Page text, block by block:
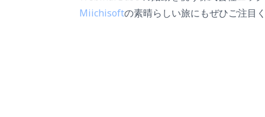
Miichisoftの素晴らしい旅にもぜひご注目